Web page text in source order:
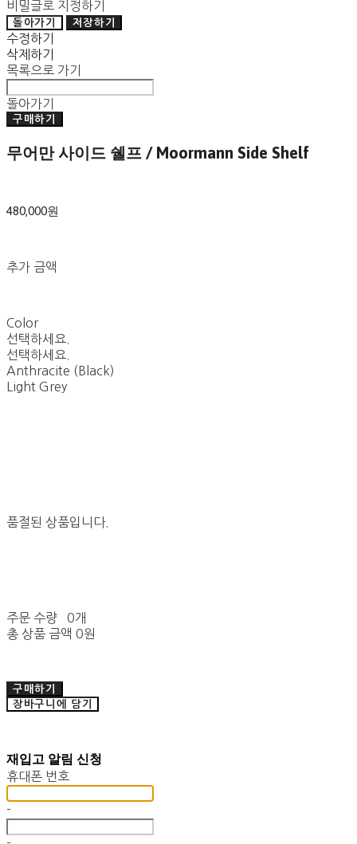
비밀글로 지정하기
돌아가기 저장하기
수정하기
삭제하기
목록으로 가기
돌아가기
구매하기
무어만 사이드 쉘프 / Moormann Side Shelf
480,000원
추가 금액
Color
선택하세요.
선택하세요.
Anthracite (Black)
Light Grey
품절된 상품입니다.
주문 수량
0개
총 상품 금액 0원
구매하기
장바구니에 담기
재입고 알림 신청
휴대폰 번호
-